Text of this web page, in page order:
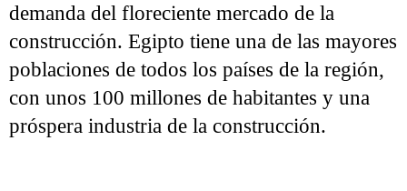
demanda del floreciente mercado de la
construcción. Egipto tiene una de las mayores
poblaciones de todos los países de la región,
con unos 100 millones de habitantes y una
próspera industria de la construcción.